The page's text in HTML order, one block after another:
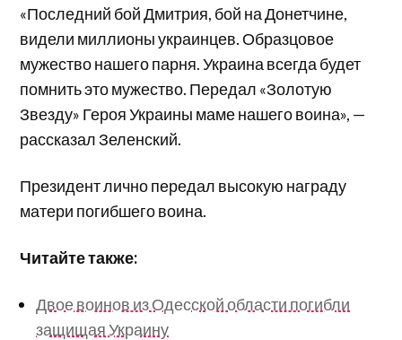
«Последний бой Дмитрия, бой на Донетчине,
видели миллионы украинцев. Образцовое
мужество нашего парня. Украина всегда будет
помнить это мужество. Передал «Золотую
Звезду» Героя Украины маме нашего воина», —
рассказал Зеленский.
Президент лично передал высокую награду
матери погибшего воина.
Читайте также:
Двое воинов из Одесской области погибли
защищая Украину